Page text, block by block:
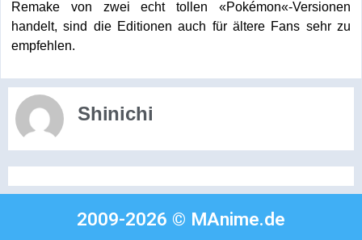
Remake von zwei echt tollen «Pokémon«-Versionen
handelt, sind die Editionen auch für ältere Fans sehr zu
empfehlen.
Shinichi
2009-2026 © MAnime.de